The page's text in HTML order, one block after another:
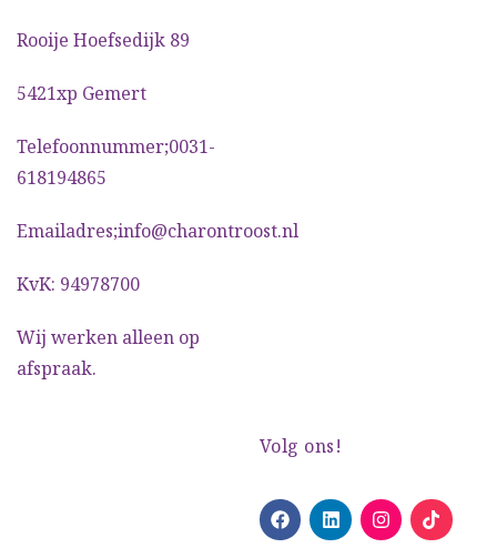
Rooije Hoefsedijk 89
5421xp Gemert
Telefoonnummer;0031-
618194865
Emailadres;info@charontroost.nl
KvK: 94978700
Wij werken alleen op
afspraak.
Volg ons!